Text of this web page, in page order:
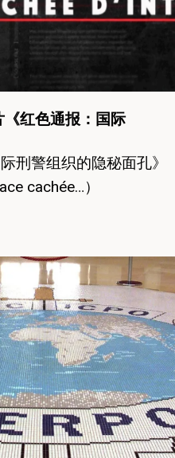
《红色通报：国际
刑警组织的隐秘面孔》
cachée…）